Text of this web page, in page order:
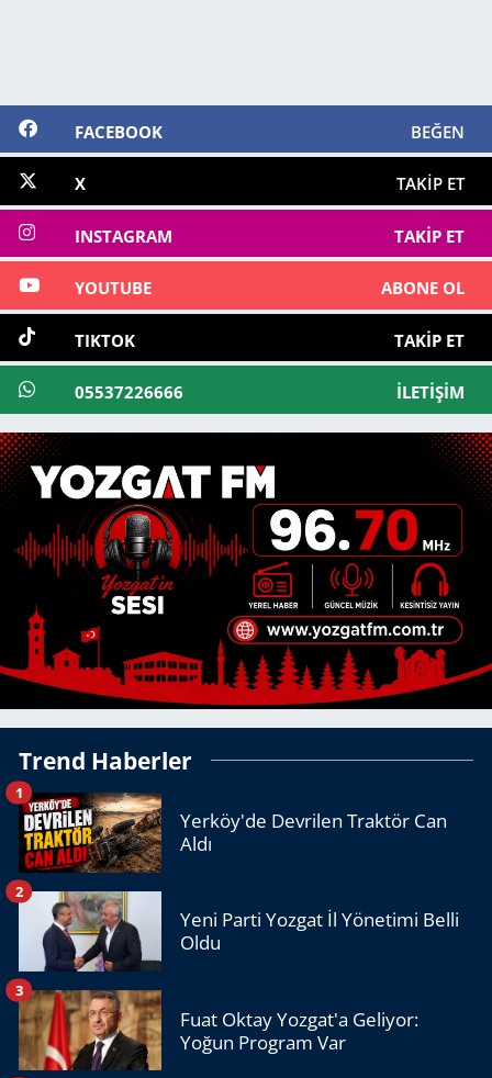
FACEBOOK BEĞEN
X TAKIP ET
INSTAGRAM TAKIP ET
YOUTUBE ABONE OL
TIKTOK TAKIP ET
05537226666 İLETIŞIM
Trend Haberler
Yerköy'de Devrilen Traktör Can
Aldı
1
Yeni Parti Yozgat İl Yönetimi Belli
Oldu
2
Fuat Oktay Yozgat'a Geliyor:
Yoğun Program Var
3